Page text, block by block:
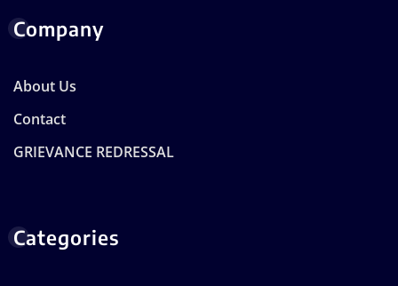
Company
About Us
Contact
GRIEVANCE REDRESSAL
Categories